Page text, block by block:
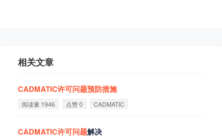
相关文章
CADMATIC许可问题预防措施
阅读量 1946 点赞 0 CADMATIC
CADMATIC许可问题解决